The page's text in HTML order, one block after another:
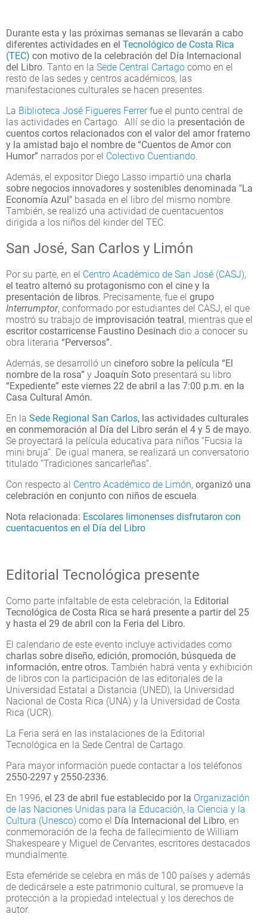
Durante esta y las próximas semanas se llevarán a cabo
diferentes actividades en el Tecnológico de Costa Rica
(TEC) con motivo de la celebración del Día Internacional
del Libro. Tanto en la Sede Central Cartago como en el
resto de las sedes y centros académicos, las
manifestaciones culturales se hacen presentes.
La Biblioteca José Figueres Ferrerfue el punto central de
las actividades en Cartago. Allí se dio la presentación de
cuentos cortos relacionados con el valor del amor fraterno
y la amistad bajo el nombre de “Cuentos de Amor con
Humor” narrados por el Colectivo Cuentiando.
Además, el expositor Diego Lasso impartió una charla
sobre negocios innovadores y sostenibles denominada "La
Economía Azul" basada en el libro del mismo nombre.
También, se realizó una actividad de cuentacuentos
dirigida a los niños del kinder del TEC.
San José, San Carlos y Limón
Por su parte, en el Centro Académico de San José (CASJ),
el teatro alternó su protagonismo con el cine y la
presentación de libros. Precisamente, fue el grupo
Interrumptor, conformado por estudiantes del CASJ, el que
mostró su trabajo de improvisación teatral, mientras que el
escritor costarricense Faustino Desinach dio a conocer su
obra literaria “Perversos”.
Además, se desarrolló un cineforo sobre la película “El
nombre de la rosa” y Joaquín Soto presentará su libro
“Expediente” este viernes 22 de abril a las 7:00 p.m. en la
Casa Cultural Amón.
En la Sede Regional San Carlos, las actividades culturales
en conmemoración al Día del Libro serán el 4 y 5 de mayo.
Se proyectará la película educativa para niños “Fucsia la
mini bruja”. De igual manera, se realizará un conversatorio
titulado “Tradiciones sancarleñas”.
Con respecto al Centro Académico de Limón, organizó una
celebración en conjunto con niños de escuela
Nota relacionada: Escolares limonenses disfrutaron con
cuentacuentos en el Día del Libro
Editorial Tecnológica presente
Como parte infaltable de esta celebración, la Editorial
Tecnológica de Costa Rica se hará presente a partir del 25
y hasta el 29 de abril con la Feria del Libro.
El calendario de este evento incluye actividades como
charlas sobre diseño, edición, promoción, búsqueda de
información, entre otros. También habrá venta y exhibición
de libros con la participación de las editoriales de la
Universidad Estatal a Distancia (UNED), la Universidad
Nacional de Costa Rica (UNA) y la Universidad de Costa
Rica (UCR).
La Feria será en las instalaciones de la Editorial
Tecnológica en la Sede Central de Cartago.
Para mayor información puede contactar a los teléfonos
2550-2297 y 2550-2336.
En 1996, el 23 de abril fue establecido por la Organización
de las Naciones Unidas para la Educación, la Ciencia y la
Cultura (Unesco) como el Día Internacional del Libro, en
conmemoración de la fecha de fallecimiento de William
Shakespeare y Miguel de Cervantes, escritores destacados
mundialmente.
Esta efeméride se celebra en más de 100 países y además
de dedicársele a este patrimonio cultural, se promueve la
protección a la propiedad intelectual y los derechos de
autor.